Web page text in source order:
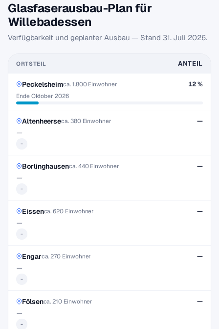
Glasfaserausbau-Plan für
Willebadessen
Verfügbarkeit und geplanter Ausbau — Stand 31. Juli 2026.
ORTSTEIL ANTEIL
Peckelsheimca. 1.800 Einwohner
Ende Oktober 2026
12 %
Altenheerseca. 380 Einwohner
-
—
—
Borlinghausenca. 440 Einwohner
-
—
—
Eissenca. 620 Einwohner
-
—
—
Engarca. 270 Einwohner
-
—
—
Fölsenca. 210 Einwohner
-
—
—